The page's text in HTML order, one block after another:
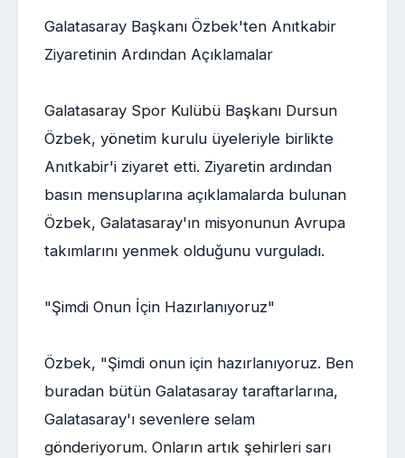
Galatasaray Başkanı Özbek'ten Anıtkabir
Ziyaretinin Ardından Açıklamalar
Galatasaray Spor Kulübü Başkanı Dursun
Özbek, yönetim kurulu üyeleriyle birlikte
Anıtkabir'i ziyaret etti. Ziyaretin ardından
basın mensuplarına açıklamalarda bulunan
Özbek, Galatasaray'ın misyonunun Avrupa
takımlarını yenmek olduğunu vurguladı.
"Şimdi Onun İçin Hazırlanıyoruz"
Özbek, "Şimdi onun için hazırlanıyoruz. Ben
buradan bütün Galatasaray taraftarlarına,
Galatasaray'ı sevenlere selam
gönderiyorum. Onların artık şehirleri sarı